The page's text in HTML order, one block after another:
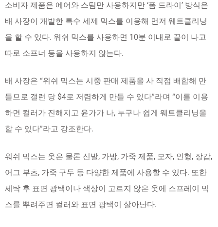
소비자 제품은 에어와 스팀만 사용하지만 ‘폼 드라이’ 방식은
배 사장이 개발한 특수 세제 믹스를 이용해 먼저 웨트클리닝
을 할 수 있다. 워쉬 믹스를 사용하면 10분 이내로 끝이 나고
따로 소프너 등을 사용하지 않는다.
배 사장은 “위쉬 믹스는 시중 판매 제품을 사 직접 배합해 만
들므로 갤런 당 $4로 저렴하게 만들 수 있다”라며 “이를 이용
하면 컬러가 진해지고 윤가가 나, 누구나 쉽게 웨트클리닝을
할 수 있다”라고 강조한다.
워쉬 믹스는 옷은 물론 신발, 가방, 가죽 제품, 모자, 인형, 장갑,
어그 부츠, 가죽 구두 등 다양한 제품에 사용할 수 있다. 또한
세탁 후 표면 광택이나 색상이 고르지 않은 옷에 스프레이 믹
스를 뿌려주면 컬러와 표면 광택이 살아난다.